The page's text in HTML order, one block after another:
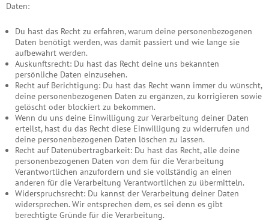
Daten:
Du hast das Recht zu erfahren, warum deine personenbezogenen
Daten benötigt werden, was damit passiert und wie lange sie
aufbewahrt werden.
Auskunftsrecht: Du hast das Recht deine uns bekannten
persönliche Daten einzusehen.
Recht auf Berichtigung: Du hast das Recht wann immer du wünscht,
deine personenbezogenen Daten zu ergänzen, zu korrigieren sowie
gelöscht oder blockiert zu bekommen.
Wenn du uns deine Einwilligung zur Verarbeitung deiner Daten
erteilst, hast du das Recht diese Einwilligung zu widerrufen und
deine personenbezogenen Daten löschen zu lassen.
Recht auf Datenübertragbarkeit: Du hast das Recht, alle deine
personenbezogenen Daten von dem für die Verarbeitung
Verantwortlichen anzufordern und sie vollständig an einen
anderen für die Verarbeitung Verantwortlichen zu übermitteln.
Widerspruchsrecht: Du kannst der Verarbeitung deiner Daten
widersprechen. Wir entsprechen dem, es sei denn es gibt
berechtigte Gründe für die Verarbeitung.